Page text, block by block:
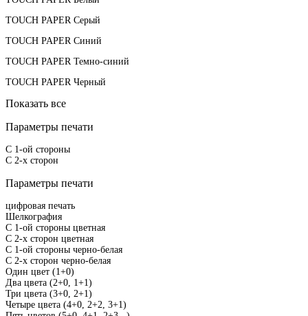
TOUCH PAPER Серый
TOUCH PAPER Синий
TOUCH PAPER Темно-синий
TOUCH PAPER Черный
Показать все
Параметры печати
С 1-ой стороны
С 2-х сторон
Параметры печати
цифровая печать
Шелкография
С 1-ой стороны цветная
С 2-х сторон цветная
С 1-ой стороны черно-белая
С 2-х сторон черно-белая
Один цвет (1+0)
Два цвета (2+0, 1+1)
Три цвета (3+0, 2+1)
Четыре цвета (4+0, 2+2, 3+1)